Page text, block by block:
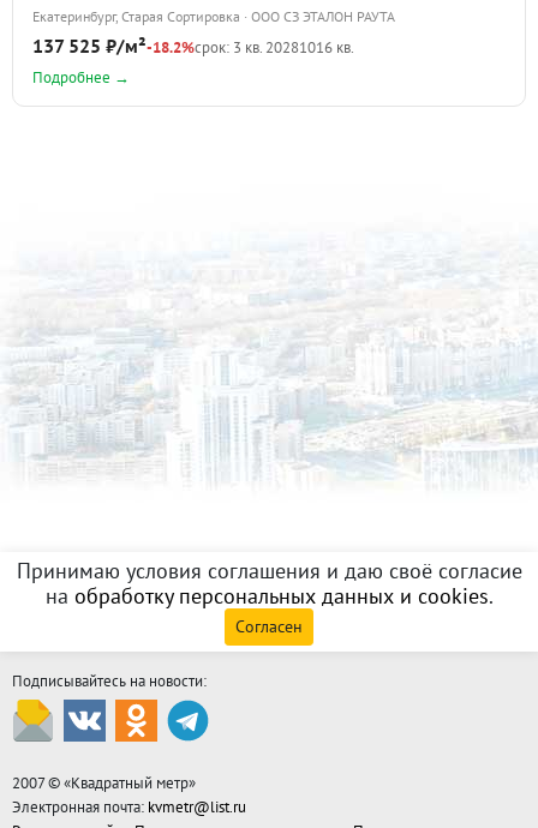
Екатеринбург, Старая Сортировка · ООО СЗ ЭТАЛОН РАУТА
137 525 ₽/м²-18.2%срок: 3 кв. 20281016 кв.
Подробнее →
Принимаю условия соглашения и даю своё согласие
на обработку персональных данных и cookies.
Согласен
Подписывайтесь на новости:
2007 © «Квадратный метр»
Электронная почта: kvmetr@list.ru